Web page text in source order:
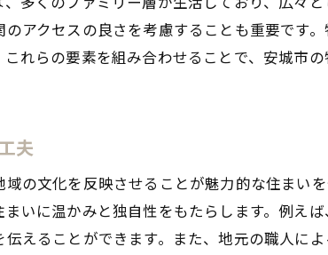
自由設計で実現する未来志向の住宅
アクセスの良さを考慮することも重要です
れらの要素を組み合わせることで、安城市
夫
の文化を反映させることが魅力的な住まい
いに温かみと独自性をもたらします。例え
えることができます。また、地元の職人に